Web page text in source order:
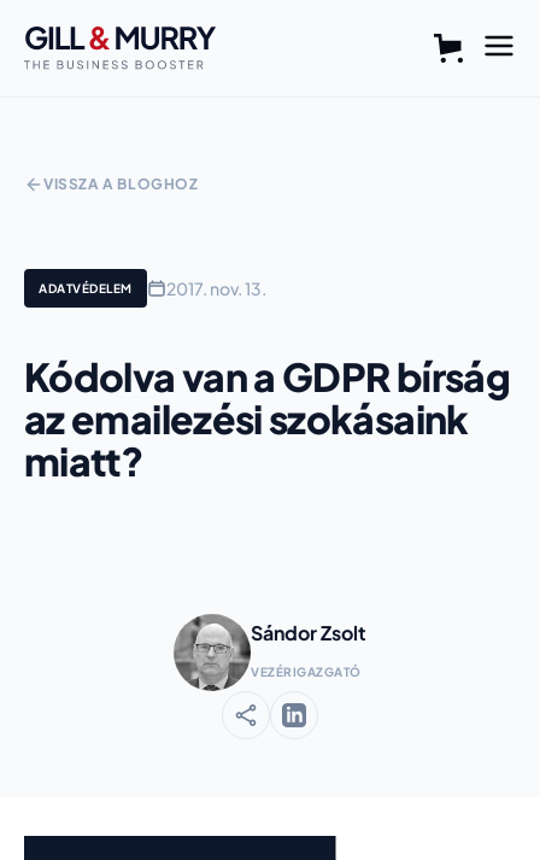
VISSZA A BLOGHOZ
ADATVÉDELEM 2017. nov. 13.
Kódolva van a GDPR bírság
az emailezési szokásaink
miatt?
Sándor Zsolt
VEZÉRIGAZGATÓ